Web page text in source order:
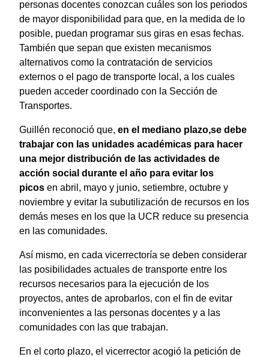
personas docentes conozcan cuáles son los periodos
de mayor disponibilidad para que, en la medida de lo
posible, puedan programar sus giras en esas fechas.
También que sepan que existen mecanismos
alternativos como la contratación de servicios
externos o el pago de transporte local, a los cuales
pueden acceder coordinado con la Sección de
Transportes.
Guillén reconoció que, en el mediano plazo,se debe
trabajar con las unidades académicas para hacer
una mejor distribución de las actividades de
acción social durante el año para evitar los
picos en abril, mayo y junio, setiembre, octubre y
noviembre y evitar la subutilización de recursos en los
demás meses en los que la UCR reduce su presencia
en las comunidades.
Así mismo, en cada vicerrectoría se deben considerar
las posibilidades actuales de transporte entre los
recursos necesarios para la ejecución de los
proyectos, antes de aprobarlos, con el fin de evitar
inconvenientes a las personas docentes y a las
comunidades con las que trabajan.
En el corto plazo, el vicerrector acogió la petición de